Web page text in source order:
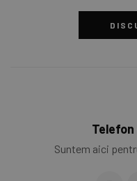
Telefon
Suntem aici